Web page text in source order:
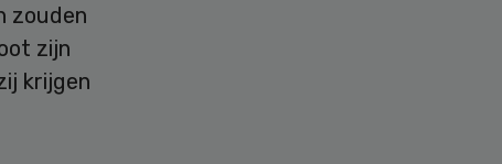
zouden
zijn
krijgen